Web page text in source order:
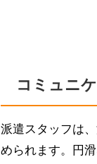
コミュニ
派遣スタッフは
められます。円